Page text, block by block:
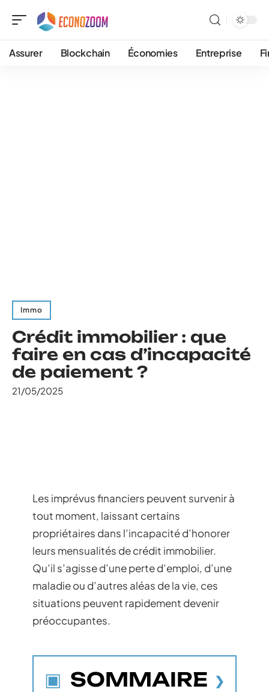
Assurer Blockchain Économies Entreprise
Immo
Crédit immobilier : que
faire en cas d’incapacité
de paiement ?
21/05/2025
Les imprévus financiers peuvent survenir à
tout moment, laissant certains
propriétaires dans l’incapacité d’honorer
leurs mensualités de crédit immobilier.
Qu’il s’agisse d’une perte d’emploi, d’une
maladie ou d’autres aléas de la vie, ces
situations peuvent rapidement devenir
préoccupantes.
SOMMAIRE